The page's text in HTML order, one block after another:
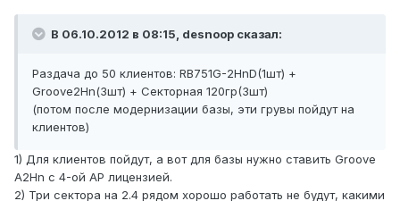
В 06.10.2012 в 08:15, desnoop сказал:
Раздача до 50 клиентов: RB751G-2HnD(1шт) +
Groove2Hn(3шт) + Секторная 120гр(3шт)
(потом после модернизации базы, эти грувы пойдут на
клиентов)
1) Для клиентов пойдут, а вот для базы нужно ставить Groove
A2Hn с 4-ой AP лицензией.
2) Три сектора на 2.4 рядом хорошо работать не будут, какими